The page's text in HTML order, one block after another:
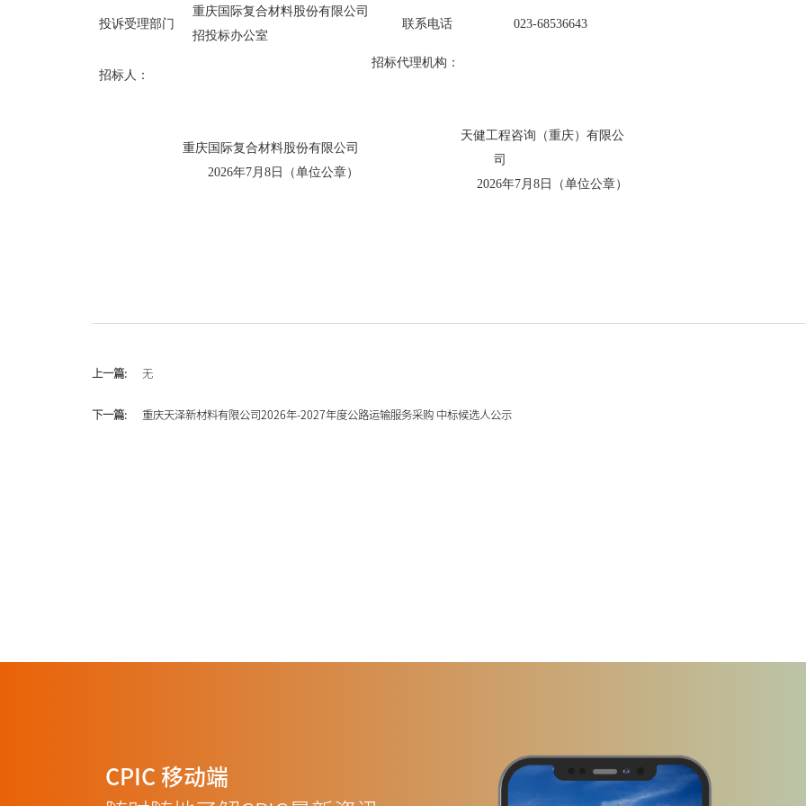
投诉受理部门
重庆国际复合材料股份有限公司
招投标办公室
联系电话 023-68536643
招标人：
重庆国际复合材料股份有限公司
2026年7月 8 日（单位公章）
招标代理机构：
天健工程咨询（重庆）有限公
司
2026年7月 8 日（单位公章）
上一篇: 无
下一篇: 重庆天泽新材料有限公司2026年-2027年度公路运输服务采购 中标候选人公示
CPIC 移动端